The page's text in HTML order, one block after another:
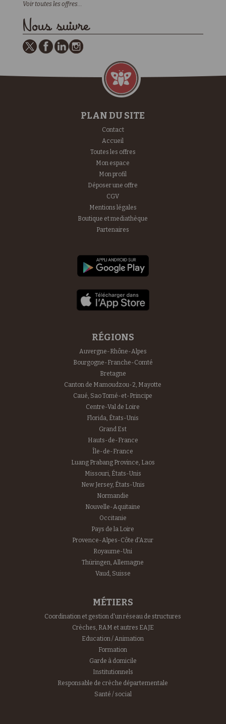
Voir toutes les offres...
Nous suivre
PLAN DU SITE
Contact
Accueil
Toutes les offres
Mon espace
Mon profil
Déposer une offre
CGV
Mentions légales
Boutique et mediathèque
Partenaires
RÉGIONS
Auvergne-Rhône-Alpes
Bourgogne-Franche-Comté
Bretagne
Canton de Mamoudzou-2, Mayotte
Caué, Sao Tomé-et-Principe
Centre-Val de Loire
Florida, États-Unis
Grand Est
Hauts-de-France
Île-de-France
Luang Prabang Province, Laos
Missouri, États-Unis
New Jersey, États-Unis
Normandie
Nouvelle-Aquitaine
Occitanie
Pays de la Loire
Provence-Alpes-Côte d'Azur
Royaume-Uni
Thüringen, Allemagne
Vaud, Suisse
MÉTIERS
Coordination et gestion d'un réseau de structures
Crèches, RAM et autres EAJE
Education / Animation
Formation
Garde à domicile
Institutionnels
Responsable de crèche départementale
Santé / social